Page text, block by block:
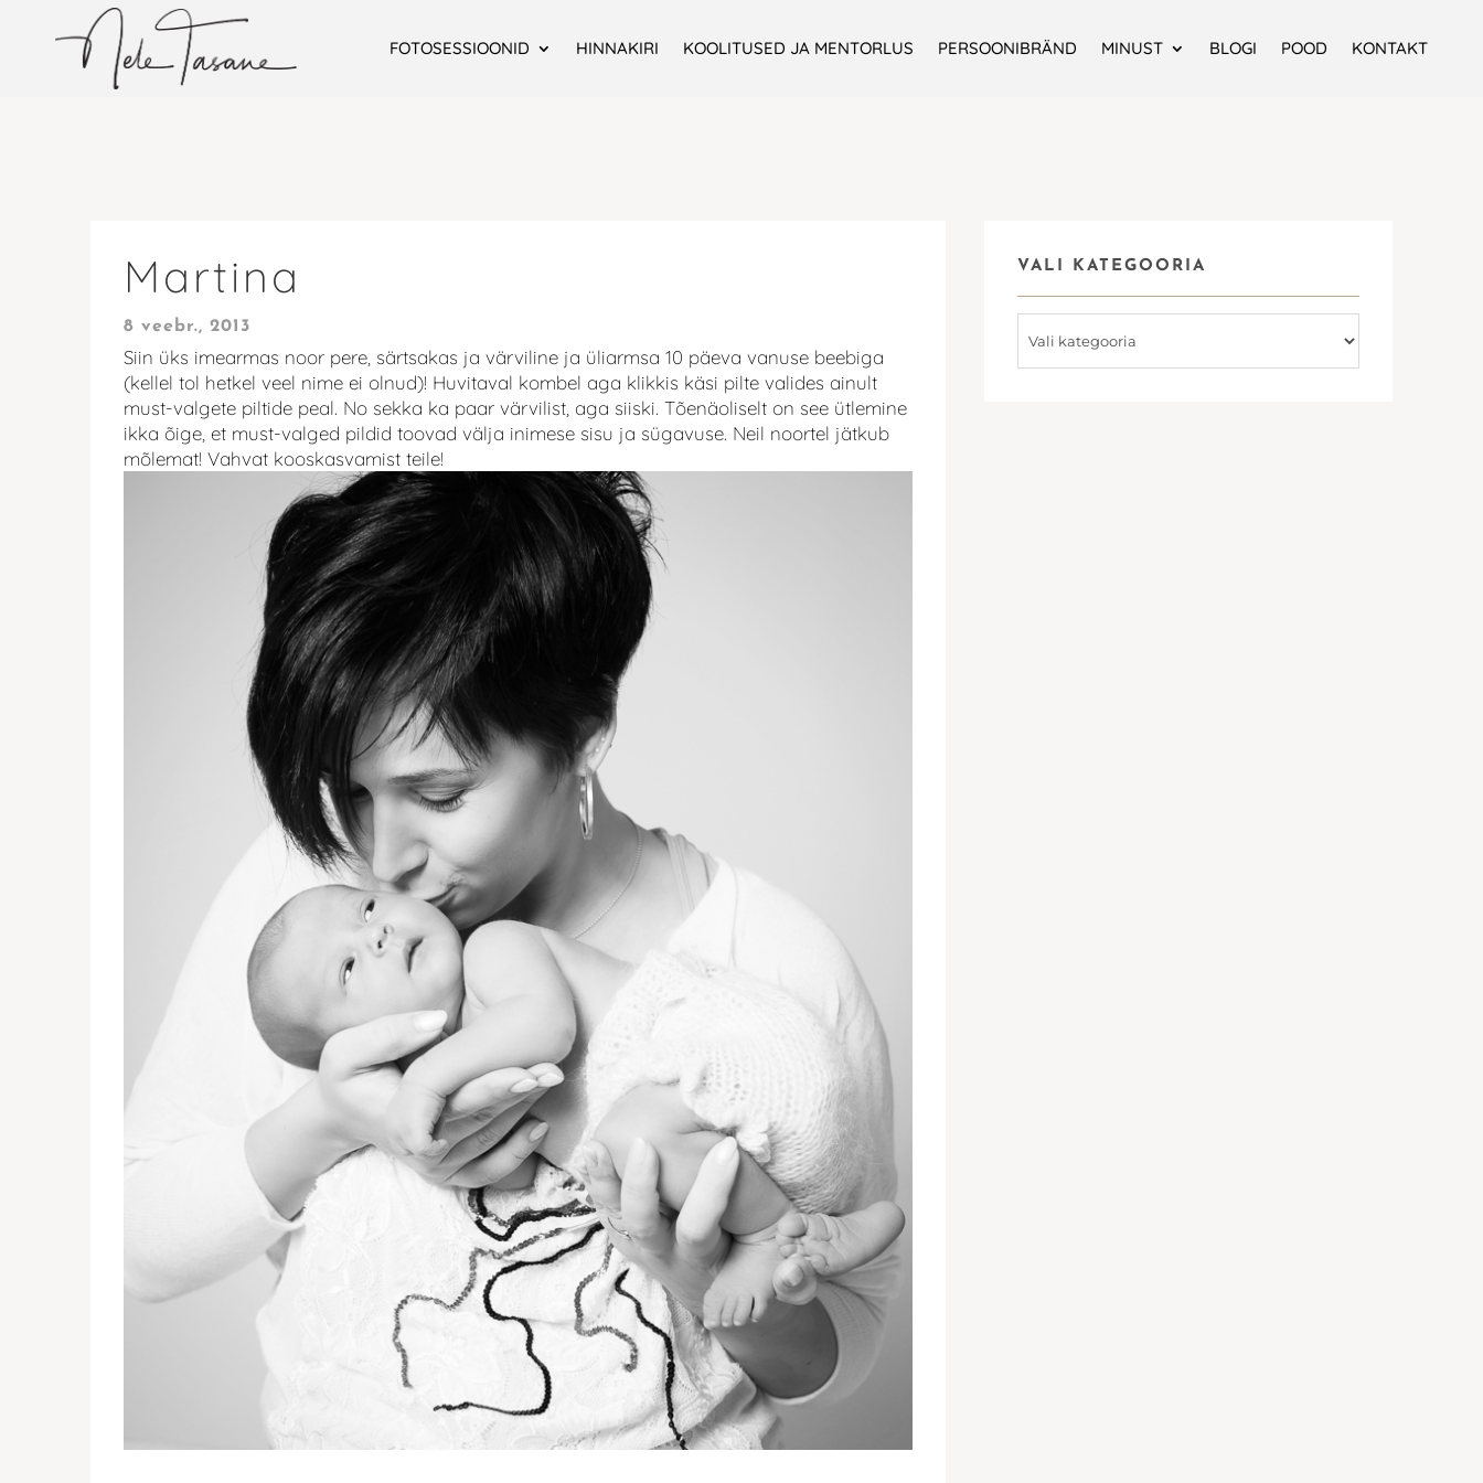
FOTOSESSIOONID HINNAKIRI KOOLITUSED JA MENTORLUS PERSOONIBRÄND MINUST BLOGI POOD KONTAKT
Martina
8 veebr., 2013
Siin üks imearmas noor pere, särtsakas ja värviline ja üliarmsa 10 päeva vanuse beebiga
(kellel tol hetkel veel nime ei olnud)! Huvitaval kombel aga klikkis käsi pilte valides ainult
must-valgete piltide peal. No sekka ka paar värvilist, aga siiski. Tõenäoliselt on see ütlemine
ikka õige, et must-valged pildid toovad välja inimese sisu ja sügavuse. Neil noortel jätkub
mõlemat! Vahvat kooskasvamist teile!
VALI KATEGOORIA
kategooria